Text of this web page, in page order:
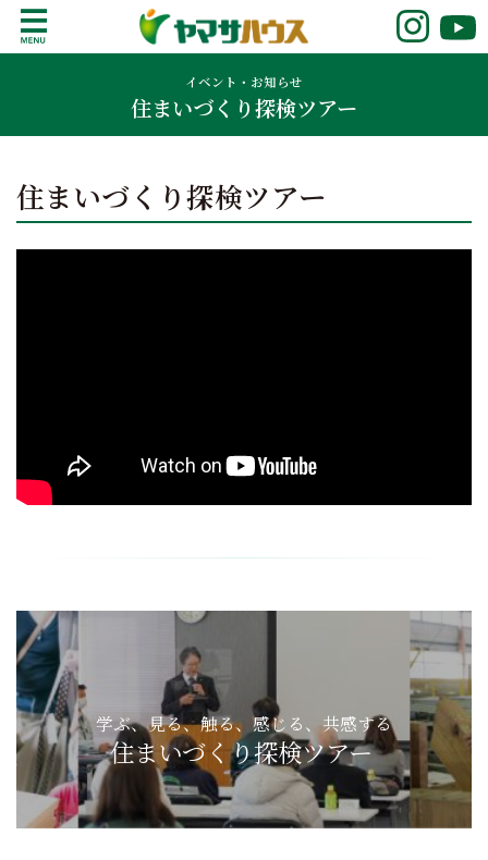
o
鹿児島で注文住宅ならヤマサハウス
新築の注文住宅や建売モデルハウスをお探し
の方はこちら。鹿児島県内で11年連続ナンバ
ーワンの実績を誇る、絆の家でおなじみの
ヤマサハウス。展示場情報や家づくりのこだ
イベント・お知らせ
住まいづくり探検ツアー
住まいづくり探検ツアー
学ぶ、見る、触る、感じる、共感する
住まいづくり探検ツアー